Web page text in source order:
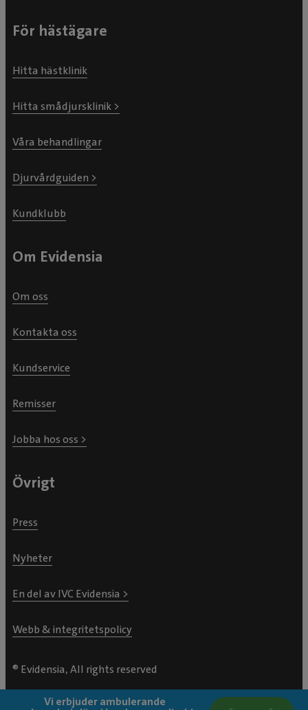
Vi erbjuder ambulerande
För hästägare
Hitta hästklinik
Hitta smådjursklinik >
Våra behandlingar
Djurvårdguiden >
Kundklubb
Om Evidensia
Om oss
Kontakta oss
Kundservice
Remisser
Jobba hos oss >
Övrigt
Press
Nyheter
En del av IVC Evidensia >
Webb & integritetspolicy
® Evidensia, All rights reserved